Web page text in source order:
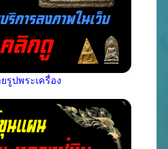
รูปพระเครื่อง